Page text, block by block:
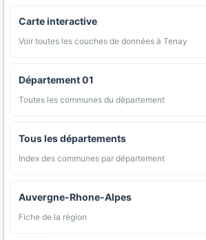
Carte interactive
Voir toutes les couches de données à Tenay
Département 01
Toutes les communes du département
Tous les départements
Index des communes par département
Auvergne-Rhone-Alpes
Fiche de la région